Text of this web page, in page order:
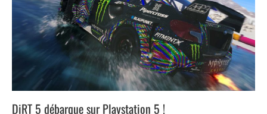
DiRT 5 débarque sur Playstation 5 !